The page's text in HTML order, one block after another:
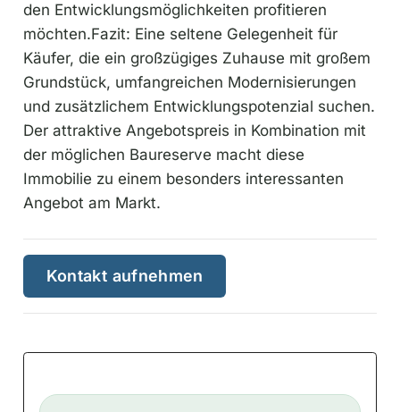
den Entwicklungsmöglichkeiten profitieren
möchten.Fazit: Eine seltene Gelegenheit für
Käufer, die ein großzügiges Zuhause mit großem
Grundstück, umfangreichen Modernisierungen
und zusätzlichem Entwicklungspotenzial suchen.
Der attraktive Angebotspreis in Kombination mit
der möglichen Baureserve macht diese
Immobilie zu einem besonders interessanten
Angebot am Markt.
Kontakt aufnehmen